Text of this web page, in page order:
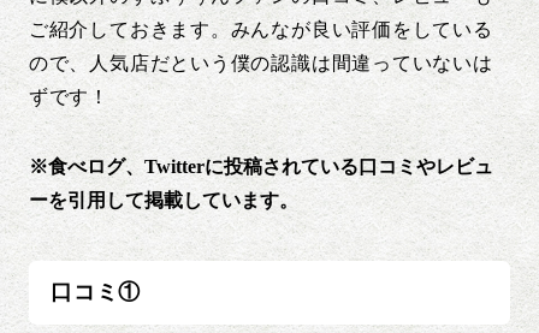
ご紹介しておきます。みんなが良い評価をしている
ので、人気店だという僕の認識は間違っていないは
ずです！
※食べログ、Twitterに投稿されている口コミやレビュ
ーを引用して掲載しています。
口コミ①